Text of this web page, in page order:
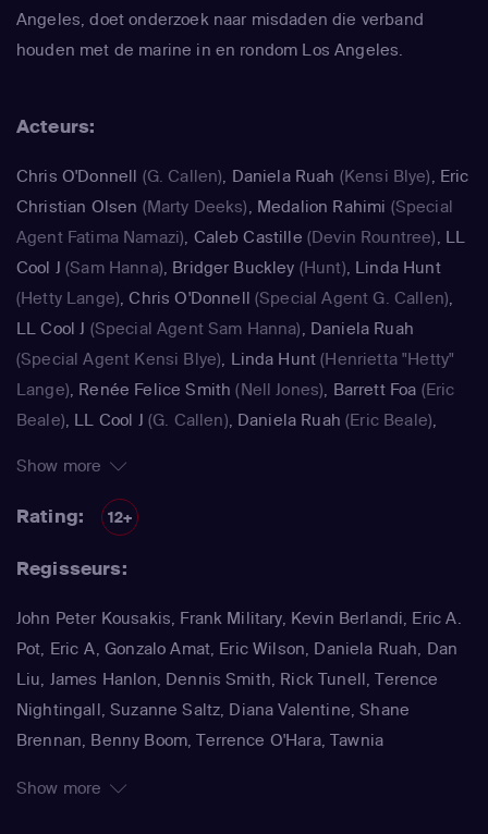
Angeles, doet onderzoek naar misdaden die verband
houden met de marine in en rondom Los Angeles.
Acteurs:
Chris O'Donnell (G. Callen) Daniela Ruah (Kensi Blye) Eric
Christian Olsen (Marty Deeks) Medalion Rahimi (Special
Agent Fatima Namazi) Caleb Castille (Devin Rountree) LL
Cool J (Sam Hanna) Bridger Buckley (Hunt) Linda Hunt
(Hetty Lange) ,Chris O'Donnell (Special Agent G. Callen)
LL Cool J (Special Agent Sam Hanna) Daniela Ruah
(Special Agent Kensi Blye) Linda Hunt (Henrietta "Hetty"
Lange) Renée Felice Smith (Nell Jones) Barrett Foa (Eric
Beale) LL Cool J (G. Callen) Daniela Ruah (Eric Beale)
Callen)
Show more
Rating: 12+
Regisseurs:
John Peter Kousakis, Frank Military, Kevin Berlandi, Eric A.
Pot, Eric A, Gonzalo Amat, Eric Wilson, Daniela Ruah, Dan
Liu, James Hanlon, Dennis Smith, Rick Tunell, Terence
Nightingall, Suzanne Saltz, Diana Valentine, Shane
Brennan, Benny Boom, Terrence O'Hara, Tawnia
Show more